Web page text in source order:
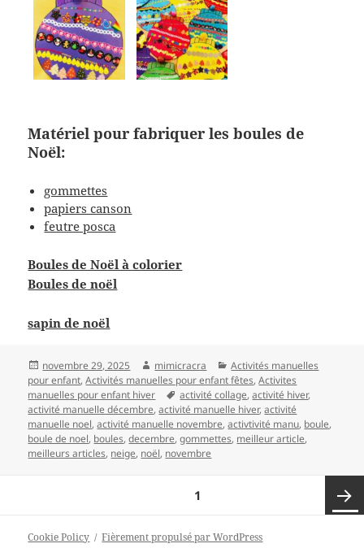
Matériel pour fabriquer les boules de
Noël:
gommettes
papiers canson
feutre posca
Boules de Noël à colorier
Boules de noël
sapin de noël
Publié
le
novembre 29, 2025 Auteur
mimicracra Catégories
Activités manuelles
pour enfant,Activités manuelles pour enfant fêtes,Activites
manuelles pour enfant hiver
Mots-
clés
activité collage,activité hiver,
activité manuelle décembre,activité manuelle hiver,activité
manuelle noel,activité manuelle novembre,activtivité manu, boule,
boule de noel, boules,decembre,gommettes, meilleur article,
meilleurs articles, neige, noël, novembre
publications
1
Cookie Policy Fièrement propulsé par WordPress